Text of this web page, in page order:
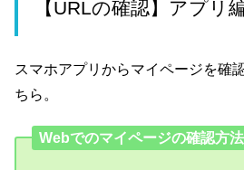
【URLの確認】アプリ
スマホアプリからマイページを確
ちら。
Webでのマイページの確認方法